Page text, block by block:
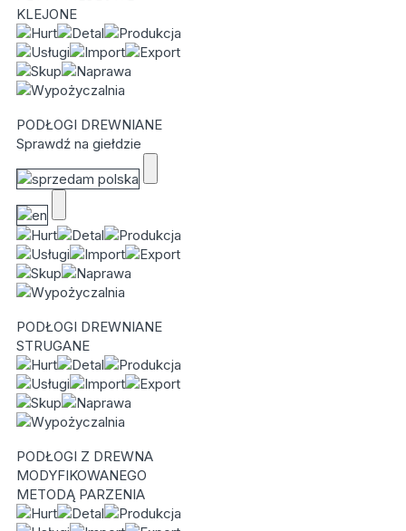
KLEJONE
PODŁOGI DREWNIANE
Sprawdź na giełdzie
PODŁOGI DREWNIANE
STRUGANE
PODŁOGI Z DREWNA
MODYFIKOWANEGO
METODĄ PARZENIA